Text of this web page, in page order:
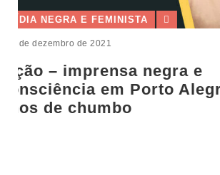
nos
MÍDIA NEGRA E
23 de novembro de 2021
Luiza Bairros: